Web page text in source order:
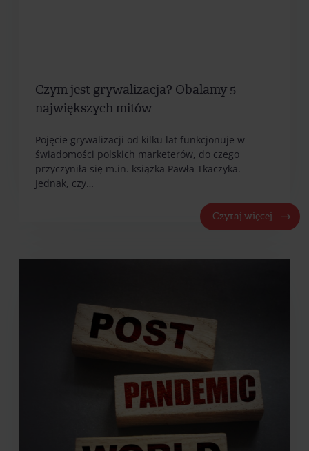
Czym jest grywalizacja? Obalamy 5
największych mitów
Pojęcie grywalizacji od kilku lat funkcjonuje w
świadomości polskich marketerów, do czego
przyczyniła się m.in. książka Pawła Tkaczyka.
Jednak, czy…
Czytaj więcej